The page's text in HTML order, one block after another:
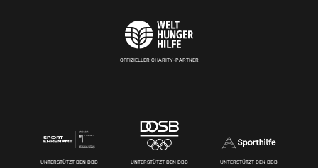
OFFIZIELLER CHARITY-PARTNER
UNTERSTÜTZT DEN DBB UNTERSTÜTZT DEN DBB UNTERSTÜTZT DEN DBB